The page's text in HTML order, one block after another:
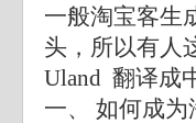
一般淘宝客生
头，所以有人
Uland 翻译成
一、 如何成为